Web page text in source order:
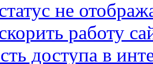
не
работу
доступа в